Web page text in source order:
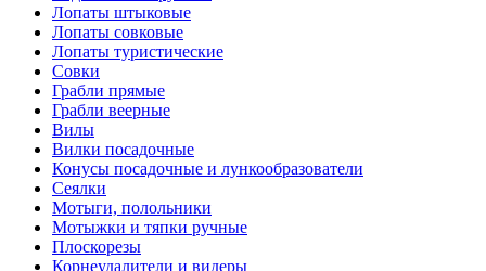
Лопаты штыковые
Лопаты совковые
Лопаты туристические
Совки
Грабли прямые
Грабли веерные
Вилы
Вилки посадочные
Конусы посадочные и лункообразователи
Сеялки
Мотыги, полольники
Мотыжки и тяпки ручные
Плоскорезы
Корнеудалители и видеры